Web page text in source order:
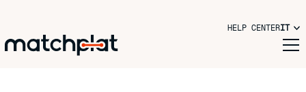
HELP CENTERIT